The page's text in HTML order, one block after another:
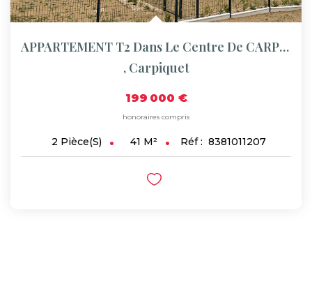
APPARTEMENT T2 Dans Le Centre De CARPIQUET
, Carpiquet
199 000 €
honoraires compris
2 Pièce(s) 41 M² Réf : 8381011207